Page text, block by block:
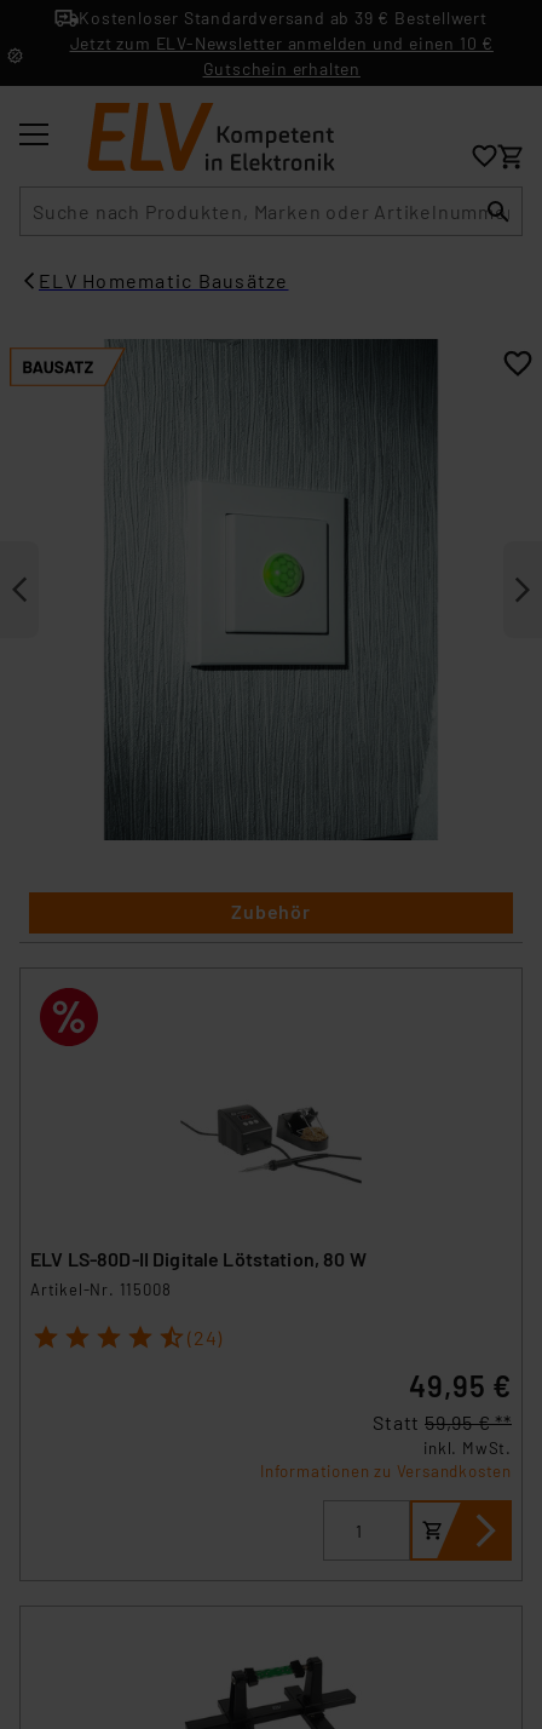
Kostenloser Standardversand ab 39 € Bestellwert
Jetzt zum ELV-Newsletter anmelden und einen 10 €
Gutschein erhalten
ELV Homematic Bausätze
Zubehör
ELV LS-80D-II Digitale Lötstation, 80 W
Artikel-Nr. 115008
1 2 3 4 5 (24)
49,95 €
Statt 59,95 € **
inkl. MwSt.
Informationen zu Versandkosten